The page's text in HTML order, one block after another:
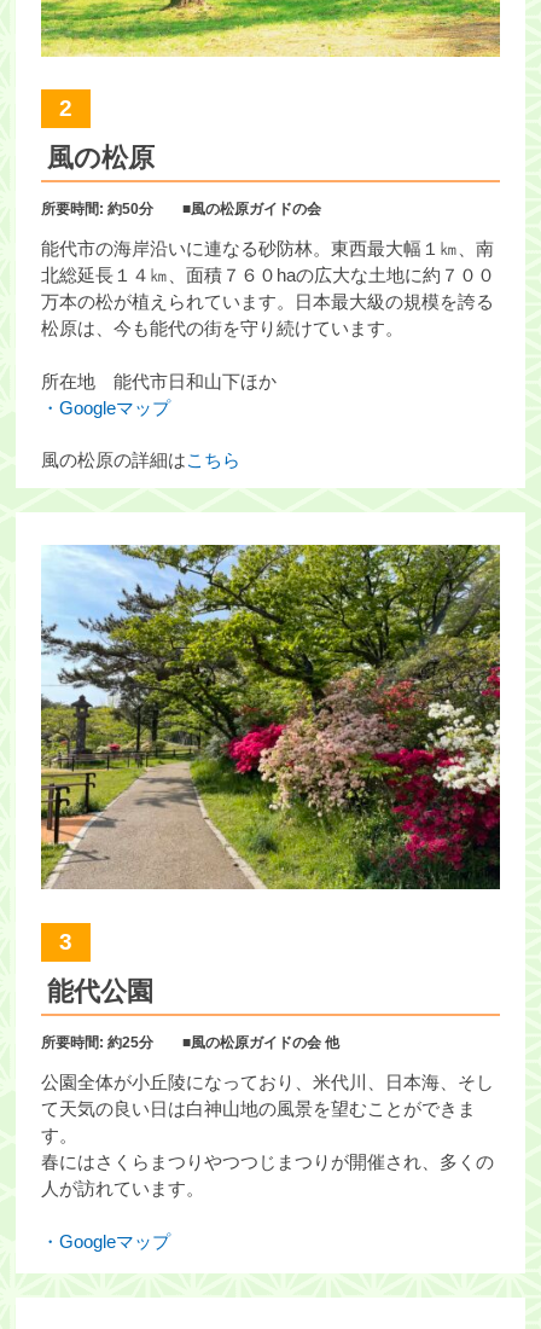
2
風の松原
所要時間: 約50分 ■風の松原ガイドの会
能代市の海岸沿いに連なる砂防林。東西最大幅１㎞、南
北総延長１４㎞、面積７６０haの広大な土地に約７００
万本の松が植えられています。日本最大級の規模を誇る
松原は、今も能代の街を守り続けています。
所在地 能代市日和山下ほか
・Googleマップ
風の松原の詳細はこちら
3
能代公園
所要時間: 約25分 ■風の松原ガイドの会 他
公園全体が小丘陵になっており、米代川、日本海、そし
て天気の良い日は白神山地の風景を望むことができま
す。
春にはさくらまつりやつつじまつりが開催され、多くの
人が訪れています。
・Googleマップ